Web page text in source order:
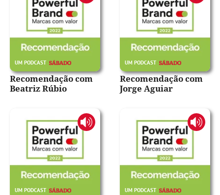
Recomendação com
Beatriz Rúbio
Recomendação com
Jorge Aguiar